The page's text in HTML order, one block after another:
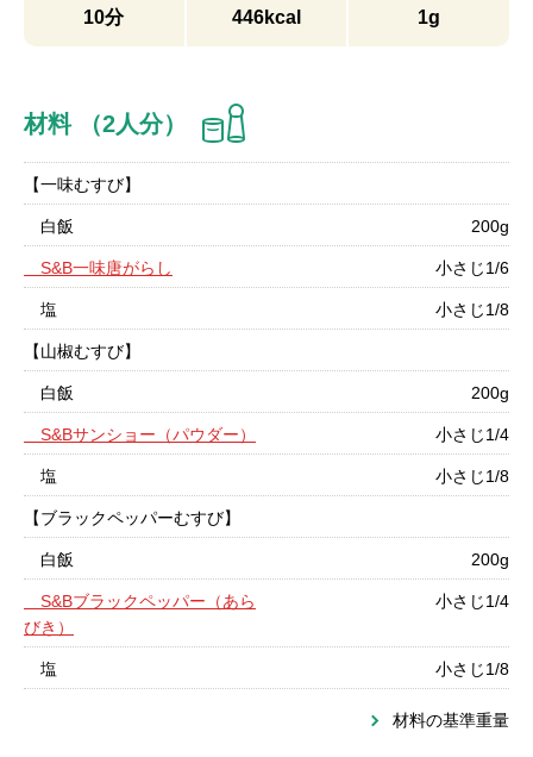
10分 446kcal 1g
材料 （2人分）
【一味むすび】
白飯 200g
S&B一味唐がらし 小さじ1/6
塩 小さじ1/8
【山椒むすび】
白飯 200g
S&Bサンショー（パウダー） 小さじ1/4
塩 小さじ1/8
【ブラックペッパーむすび】
白飯 200g
S&Bブラックペッパー（あら
びき）
小さじ1/4
塩 小さじ1/8
材料の基準重量